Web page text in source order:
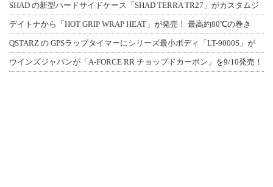
SHAD の新型ハードサイドケース「SHAD TERRA TR27」がカスタムジ
デイトナから「HOT GRIP WRAP HEAT」が発売！ 最高約80℃の巻き
QSTARZ の GPSラップタイマーにシリーズ最小ボディ「LT-9000S」が
ウインズジャパンが「A-FORCE RR チョップドカーボン」を9/10発売！